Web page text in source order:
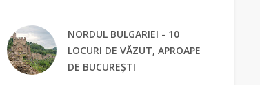
NORDUL BULGARIEI - 10
LOCURI DE VĂZUT, APROAPE
DE BUCUREȘTI